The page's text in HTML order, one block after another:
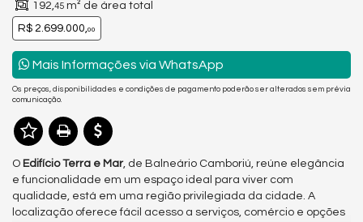
192,45 m² de área total
R$ 2.699.000,00
Mais Informações via WhatsApp
Os preços, disponibilidades e condições de pagamento poderão ser alterados sem prévia
comunicação.
O Edifício Terra e Mar, de Balneário Camboriú, reúne elegância
e funcionalidade em um espaço ideal para viver com
qualidade, está em uma região privilegiada da cidade. A
localização oferece fácil acesso a serviços, comércio e opções